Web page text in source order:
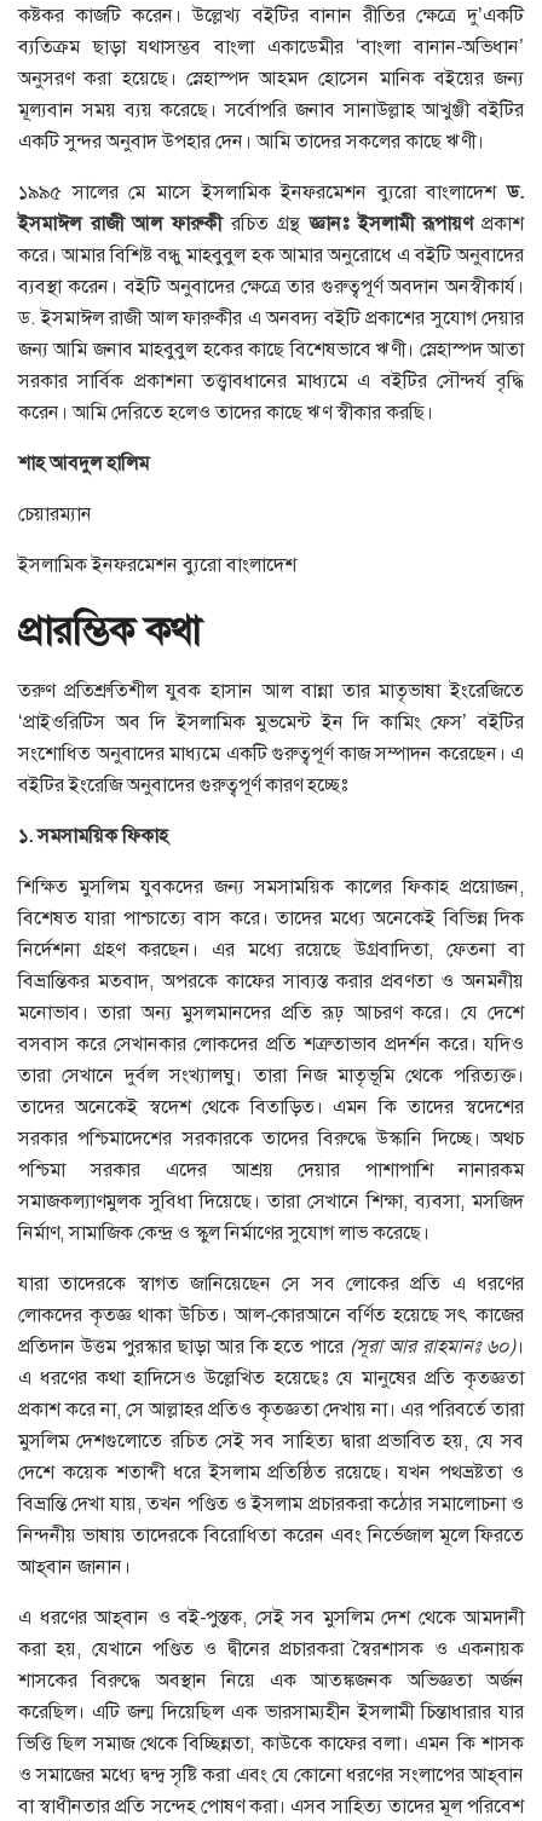
কষ্টকর কাজটি করেন। উল্লেখ্য বইটির বানান রীতির ক্ষেত্রে দু’একটি
ব্যতিক্রম ছাড়া যথাসম্ভব বাংলা একাডেমীর ‘বাংলা বানান-অভিধান’
অনুসরণ করা হয়েছে। স্নেহাস্পদ আহমদ হোসেন মানিক বইয়ের জন্য
মূল্যবান সময় ব্যয় করেছে। সর্বোপরি জনাব সানাউল্লাহ আখুঞ্জী বইটির
একটি সুন্দর অনুবাদ উপহার দেন। আমি তাদের সকলের কাছে ঋণী।
১৯৯৫ সালের মে মাসে ইসলামিক ইনফরমেশন ব্যুরো বাংলাদেশড.
ইসমাঈল রাজী আল ফারুকীরচিত গ্রন্থজ্ঞানঃ ইসলামী রূপায়ণপ্রকাশ
করে। আমার বিশিষ্ট বন্ধু মাহবুবুল হক আমার অনুরোধে এ বইটি অনুবাদের
ব্যবস্থা করেন। বইটি অনুবাদের ক্ষেত্রে তার গুরুত্বপূর্ণ অবদান অনস্বীকার্য।
ড. ইসমাঈল রাজী আল ফারুকীর এ অনবদ্য বইটি প্রকাশের সুযোগ দেয়ার
জন্য আমি জনাব মাহবুবুল হকের কাছে বিশেষভাবে ঋণী। স্নেহাস্পদ আতা
সরকার সার্বিক প্রকাশনা তত্ত্বাবধানের মাধ্যমে এ বইটির সৌন্দর্য বৃদ্ধি
করেন। আমি দেরিতে হলেও তাদের কাছে ঋণ স্বীকার করছি।
শাহআবদুলহালিম
চেয়ারম্যান
ইসলামিক ইনফরমেশন ব্যুরো বাংলাদেশ
প্রারম্ভিক কথা
তরুণ প্রতিশ্রুতিশীল যুবক হাসান আল বান্না তার মাতৃভাষা ইংরেজিতে
‘প্রাইওরিটিস অব দি ইসলামিক মুভমেন্ট ইন দি কামিং ফেস’ বইটির
সংশোধিত অনুবাদের মাধ্যমে একটি গুরুত্বপূর্ণ কাজ সম্পাদন করেছেন। এ
বইটির ইংরেজি অনুবাদের গুরুত্বপূর্ণ কারণ হচ্ছেঃ
১.সমসাময়িকফিকাহ
শিক্ষিত মুসলিম যুবকদের জন্য সমসাময়িক কালের ফিকাহ প্রয়োজন,
বিশেষত যারা পাশ্চাত্যে বাস করে। তাদের মধ্যে অনেকেই বিভিন্ন দিক
নির্দেশনা গ্রহণ করছেন। এর মধ্যে রয়েছে উগ্রবাদিতা, ফেতনা বা
বিভ্রান্তিকর মতবাদ, অপরকে কাফের সাব্যস্ত করার প্রবণতা ও অনমনীয়
মনোভাব। তারা অন্য মুসলমানদের প্রতি রূঢ় আচরণ করে। যে দেশে
বসবাস করে সেখানকার লোকদের প্রতি শত্রুতাভাব প্রদর্শন করে। যদিও
তারা সেখানে দুর্বল সংখ্যালঘু। তারা নিজ মাতৃভূমি থেকে পরিত্যক্ত।
তাদের অনেকেই স্বদেশ থেকে বিতাড়িত। এমন কি তাদের স্বদেশের
সরকার পশ্চিমাদেশের সরকারকে তাদের বিরুদ্ধে উস্কানি দিচ্ছে। অথচ
পশ্চিমা সরকার এদের আশ্রয় দেয়ার পাশাপাশি নানারকম
সমাজকল্যাণমুলক সুবিধা দিয়েছে। তারা সেখানে শিক্ষা, ব্যবসা, মসজিদ
নির্মাণ, সামাজিক কেন্দ্র ও স্কুল নির্মাণের সুযোগ লাভ করেছে।
যারা তাদেরকে স্বাগত জানিয়েছেন সে সব লোকের প্রতি এ ধরণের
লোকদের কৃতজ্ঞ থাকা উচিত। আল-কোরআনে বর্ণিত হয়েছে সৎ কাজের
প্রতিদান উত্তম পুরস্কার ছাড়া আর কি হতে পারে (সূরা আর রাহমানঃ ৬০)।
এ ধরণের কথা হাদিসেও উল্লেখিত হয়েছেঃ যে মানুষের প্রতি কৃতজ্ঞতা
প্রকাশ করে না, সে আল্লাহর প্রতিও কৃতজ্ঞতা দেখায় না। এর পরিবর্তে তারা
মুসলিম দেশগুলোতে রচিত সেই সব সাহিত্য দ্বারা প্রভাবিত হয়, যে সব
দেশে কয়েক শতাব্দী ধরে ইসলাম প্রতিষ্ঠিত রয়েছে। যখন পথভ্রষ্টতা ও
বিভ্রান্তি দেখা যায়, তখন পণ্ডিত ও ইসলাম প্রচারকরা কঠোর সমালোচনা ও
নিন্দনীয় ভাষায় তাদেরকে বিরোধিতা করেন এবং নির্ভেজাল মূলে ফিরতে
আহ্‌বান জানান।
এ ধরণের আহ্‌বান ও বই-পুস্তক, সেই সব মুসলিম দেশ থেকে আমদানী
করা হয়, যেখানে পণ্ডিত ও দ্বীনের প্রচারকরা স্বৈরশাসক ও একনায়ক
শাসকের বিরুদ্ধে অবস্থান নিয়ে এক আতঙ্কজনক অভিজ্ঞতা অর্জন
করেছিল। এটি জন্ম দিয়েছিল এক ভারসাম্যহীন ইসলামী চিন্তাধারার যার
ভিত্তি ছিল সমাজ থেকে বিচ্ছিন্নতা, কাউকে কাফের বলা। এমন কি শাসক
ও সমাজের মধ্যে দ্বন্দ্ব সৃষ্টি করা এবং যে কোনো ধরণের সংলাপের আহ্‌বান
বা স্বাধীনতার প্রতি সন্দেহ পোষণ করা। এসব সাহিত্য তাদের মূল পরিবেশ